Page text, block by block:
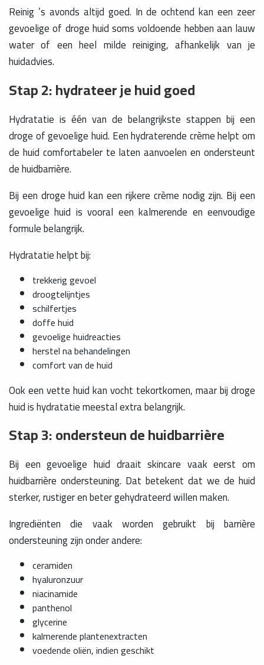
Reinig ’s avonds altijd goed. In de ochtend kan een zeer
gevoelige of droge huid soms voldoende hebben aan lauw
water of een heel milde reiniging, afhankelijk van je
huidadvies.
Stap 2: hydrateer je huid goed
Hydratatie is één van de belangrijkste stappen bij een
droge of gevoelige huid. Een hydraterende crème helpt om
de huid comfortabeler te laten aanvoelen en ondersteunt
de huidbarrière.
Bij een droge huid kan een rijkere crème nodig zijn. Bij een
gevoelige huid is vooral een kalmerende en eenvoudige
formule belangrijk.
Hydratatie helpt bij:
trekkerig gevoel
droogtelijntjes
schilfertjes
doffe huid
gevoelige huidreacties
herstel na behandelingen
comfort van de huid
Ook een vette huid kan vocht tekortkomen, maar bij droge
huid is hydratatie meestal extra belangrijk.
Stap 3: ondersteun de huidbarrière
Bij een gevoelige huid draait skincare vaak eerst om
huidbarrière ondersteuning. Dat betekent dat we de huid
sterker, rustiger en beter gehydrateerd willen maken.
Ingrediënten die vaak worden gebruikt bij barrière
ondersteuning zijn onder andere:
ceramiden
hyaluronzuur
niacinamide
panthenol
glycerine
kalmerende plantenextracten
voedende oliën, indien geschikt